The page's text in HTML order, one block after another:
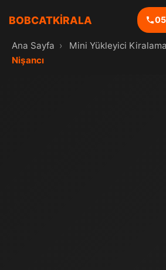
BOBCATKİRALA
Ana Sayfa › Mini Yükleyici Kiralama
Nişancı